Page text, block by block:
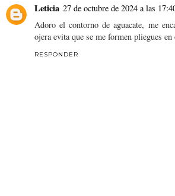
Leticia 27 de octubre de 2024 a las
Adoro el contorno de aguacate, me
ojera evita que se me formen pliegues en
RESPONDER